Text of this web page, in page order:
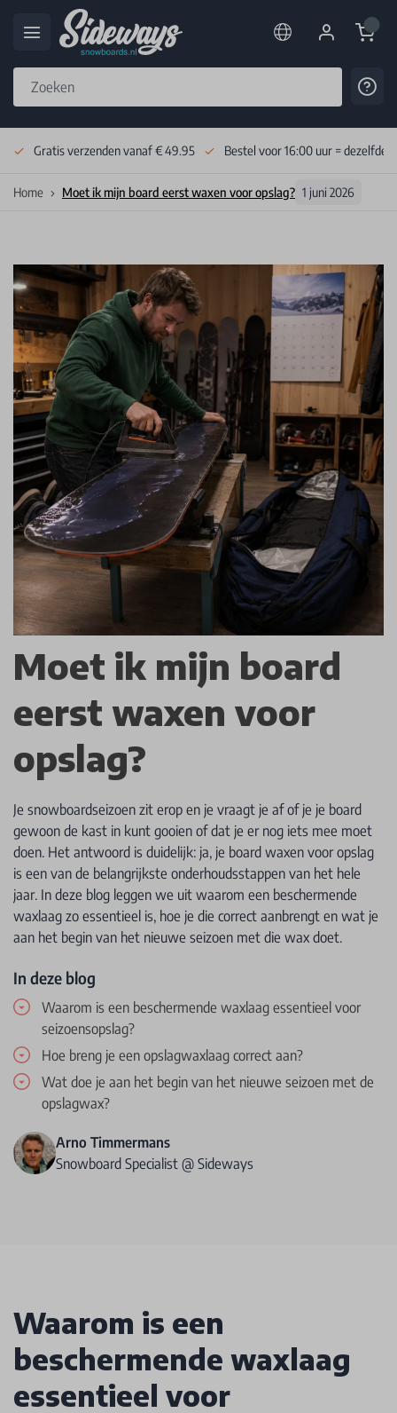
Cart
Gratis verzenden vanaf € 49.95 Bestel voor 16:00 uur = dezelfde
Home Moet ik mijn board eerst waxen voor opslag? 1 juni 2026
Moet ik mijn board
eerst waxen voor
opslag?
Je snowboardseizoen zit erop en je vraagt je af of je je board
gewoon de kast in kunt gooien of dat je er nog iets mee moet
doen. Het antwoord is duidelijk: ja, je board waxen voor opslag
is een van de belangrijkste onderhoudsstappen van het hele
jaar. In deze blog leggen we uit waarom een beschermende
waxlaag zo essentieel is, hoe je die correct aanbrengt en wat je
aan het begin van het nieuwe seizoen met die wax doet.
In deze blog
Waarom is een beschermende waxlaag essentieel voor
seizoensopslag?
Hoe breng je een opslagwaxlaag correct aan?
Wat doe je aan het begin van het nieuwe seizoen met de
opslagwax?
Arno Timmermans
Snowboard Specialist @ Sideways
Waarom is een
beschermende waxlaag
essentieel voor